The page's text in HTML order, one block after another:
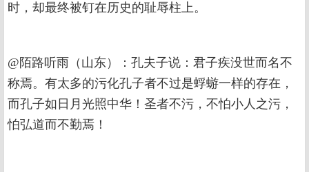
时，却最终被钉在历史的耻辱柱上。
@陌路听雨（山东）：孔夫子说：君子疾没世而名不
称焉。有太多的污化孔子者不过是蜉蝣一样的存在，
而孔子如日月光照中华！圣者不污，不怕小人之污，
怕弘道而不勤焉！